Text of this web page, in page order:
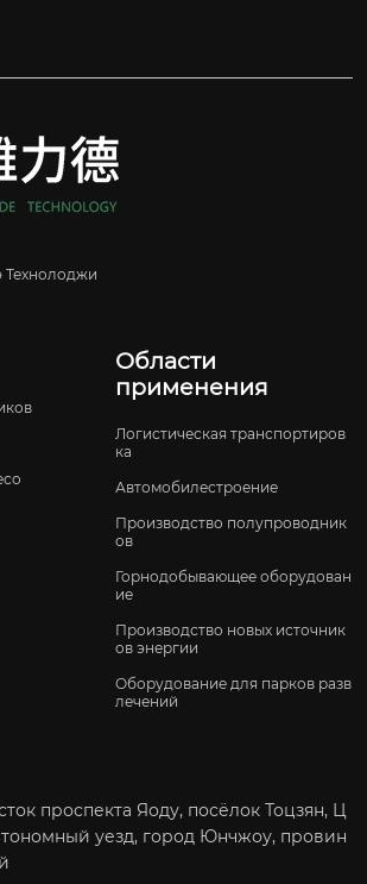
Области
применения
Логистическая транспортиров
ка
Автомобилестроение
Производство полупроводник
ов
Горнодобывающее оборудован
ие
Производство новых источник
ов энергии
Оборудование для парков разв
лечений
проспекта Яоду, посёлок Тоцзян, Ц
уезд, город Юнчжоу, провин